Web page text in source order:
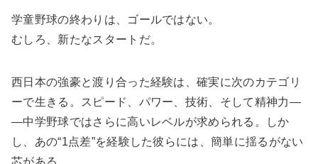
学童野球の終わりは、ゴールではない。
むしろ、新たなスタートだ。
西日本の強豪と渡り合った経験は、確実に次のカテゴリ
ーで生きる。スピード、パワー、技術、そして精神力―
―中学野球ではさらに高いレベルが求められる。しか
し、あの“1点差”を経験した彼らには、簡単に揺るがない